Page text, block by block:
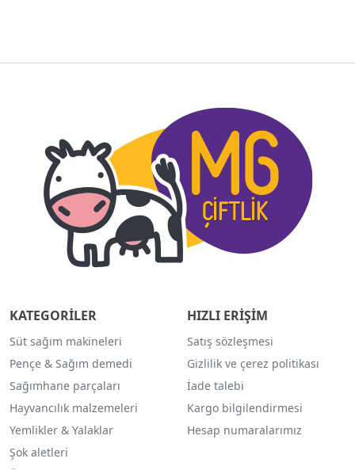
KATEGORİLER
Süt sağım makineleri
Pençe & Sağım demedi
Sağımhane parçaları
Hayvancılık malzemeleri
Yemlikler & Yalaklar
Şok aletleri
HIZLI ERİŞİM
Satış sözleşmesi
Gizlilik ve çerez politikası
İade talebi
Kargo bilgilendirmesi
Hesap numaralarımız